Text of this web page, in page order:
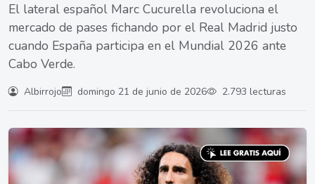
El lateral español Marc Cucurella revoluciona el
mercado de pases fichando por el Real Madrid justo
cuando España participa en el Mundial 2026 ante
Cabo Verde.
Albirrojo domingo 21 de junio de 2026 2.793 lecturas